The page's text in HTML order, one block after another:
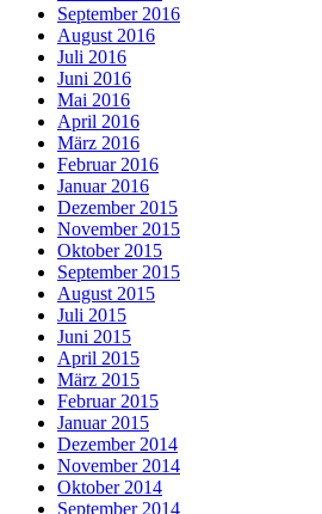
September 2016
August 2016
Juli 2016
Juni 2016
Mai 2016
April 2016
März 2016
Februar 2016
Januar 2016
Dezember 2015
November 2015
Oktober 2015
September 2015
August 2015
Juli 2015
Juni 2015
April 2015
März 2015
Februar 2015
Januar 2015
Dezember 2014
November 2014
Oktober 2014
September 2014